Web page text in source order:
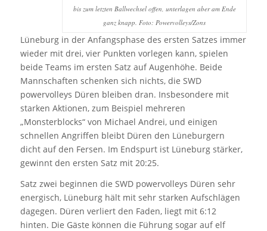
bis zum letzten Ballwechsel offen, unterlagen aber am Ende
ganz knapp. Foto: Powervolleys/Zons
Lüneburg in der Anfangsphase des ersten Satzes immer
wieder mit drei, vier Punkten vorlegen kann, spielen
beide Teams im ersten Satz auf Augenhöhe. Beide
Mannschaften schenken sich nichts, die SWD
powervolleys Düren bleiben dran. Insbesondere mit
starken Aktionen, zum Beispiel mehreren
„Monsterblocks“ von Michael Andrei, und einigen
schnellen Angriffen bleibt Düren den Lüneburgern
dicht auf den Fersen. Im Endspurt ist Lüneburg stärker,
gewinnt den ersten Satz mit 20:25.
Satz zwei beginnen die SWD powervolleys Düren sehr
energisch, Lüneburg hält mit sehr starken Aufschlägen
dagegen. Düren verliert den Faden, liegt mit 6:12
hinten. Die Gäste können die Führung sogar auf elf